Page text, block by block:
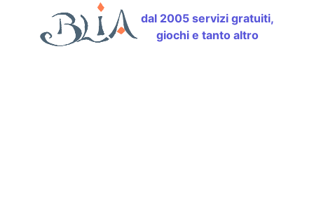
dal 2005 servizi gratuiti,
giochi e tanto altro